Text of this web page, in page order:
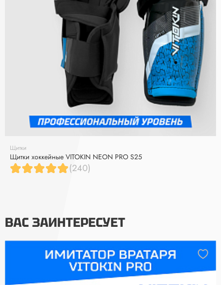
Щитки
Щитки хоккейные VITOKIN NEON PRO S25
(240)
ВАС ЗАИНТЕРЕСУЕТ